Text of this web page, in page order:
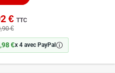
€ TTC
€
€x 4 avec PayPal 🛈